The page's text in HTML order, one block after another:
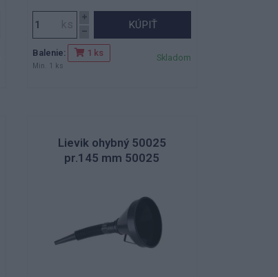
KÚPIŤ
Balenie: 1 ks
Min. 1 ks
Skladom
Lievik ohybný 50025
pr.145 mm 50025